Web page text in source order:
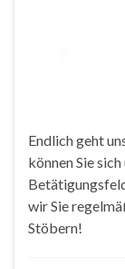
Endlich geht
können Sie
wir Sie
Stöbern!